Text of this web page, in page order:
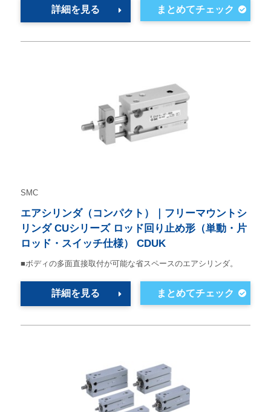
詳細を見る
SMC
エアシリンダ（コンパクト）｜フリーマウントシ
リンダ CUシリーズ ロッド回り止め形（単動・片
ロッド・スイッチ仕様） CDUK
■ボディの多面直接取付が可能な省スペースのエアシリンダ。
詳細を見る